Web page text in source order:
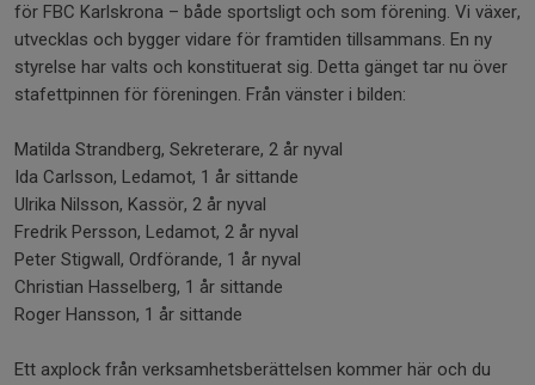
för FBC Karlskrona – både sportsligt och som förening. Vi växer,
utvecklas och bygger vidare för framtiden tillsammans. En ny
styrelse har valts och konstituerat sig. Detta gänget tar nu över
stafettpinnen för föreningen. Från vänster i bilden:
Matilda Strandberg, Sekreterare, 2 år nyval
Ida Carlsson, Ledamot, 1 år sittande
Ulrika Nilsson, Kassör, 2 år nyval
Fredrik Persson, Ledamot, 2 år nyval
Peter Stigwall, Ordförande, 1 år nyval
Christian Hasselberg, 1 år sittande
Roger Hansson, 1 år sittande
Ett axplock från verksamhetsberättelsen kommer här och du